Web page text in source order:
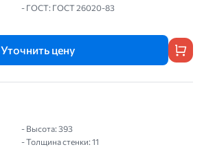
- ГОСТ: ГОСТ 26020-83
Уточнить цену
- Высота: 393
- Толщина стенки: 11